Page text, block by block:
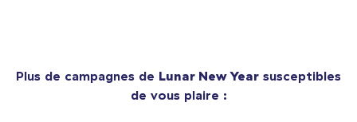
Plus de campagnes de Lunar New Year susceptibles
de vous plaire :